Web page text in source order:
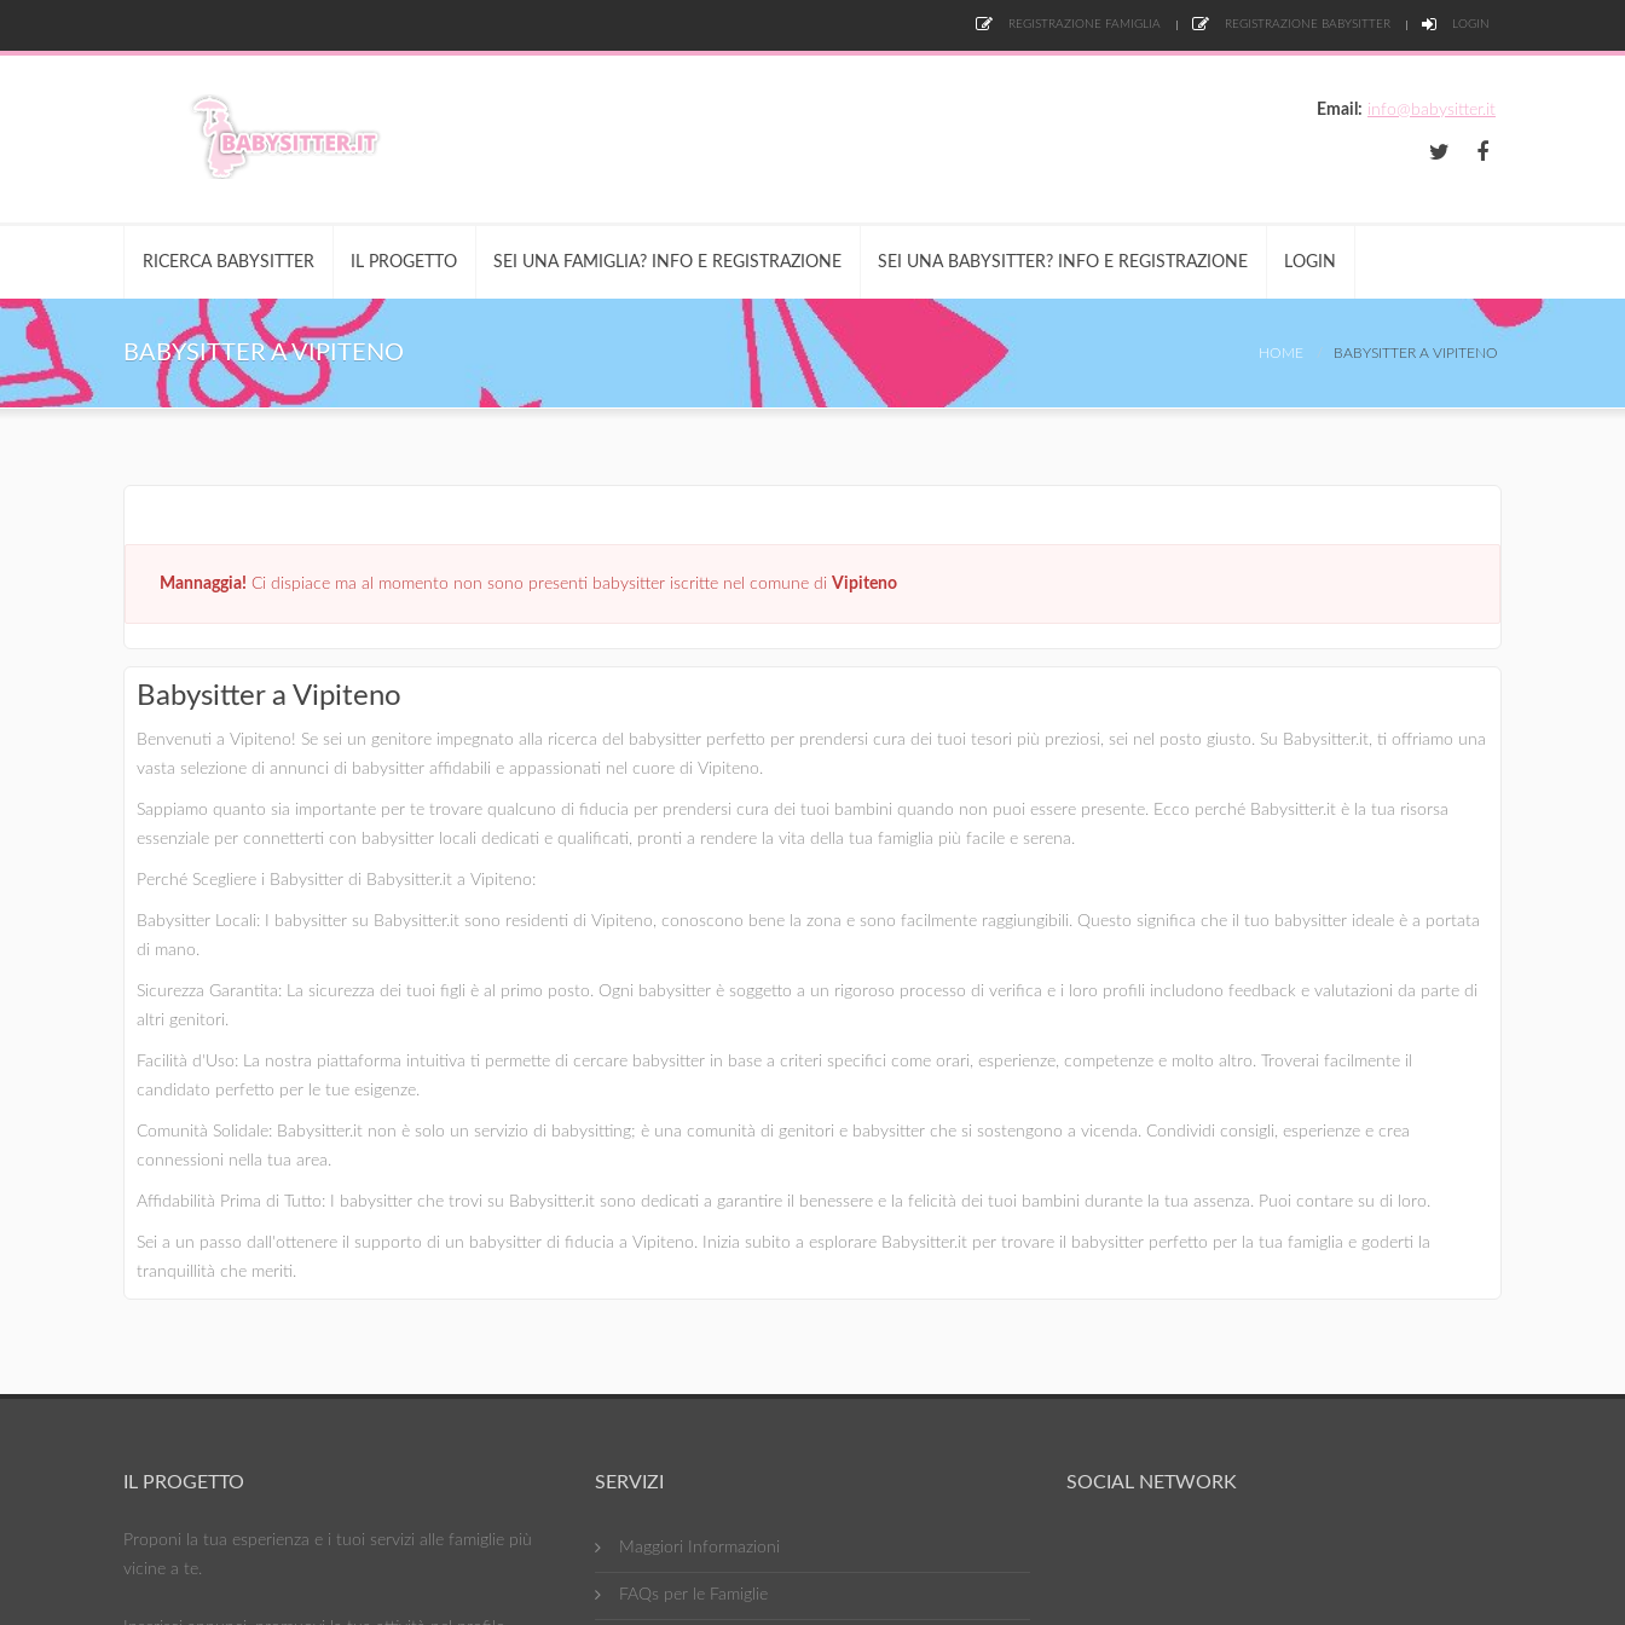
REGISTRAZIONE FAMIGLIA REGISTRAZIONE BABYSITTER LOGIN
Email: info@babysitter.it
RICERCA BABYSITTER IL PROGETTO SEI UNA FAMIGLIA? INFO E REGISTRAZIONE SEI UNA BABYSITTER? INFO E REGISTRAZIONE LOGIN
BABYSITTER A VIPITENO HOME BABYSITTER A VIPITENO
Mannaggia! Ci dispiace ma al momento non sono presenti babysitter iscritte nel comune di Vipiteno
Babysitter a Vipiteno
Benvenuti a Vipiteno! Se sei un genitore impegnato alla ricerca del babysitter perfetto per prendersi cura dei tuoi tesori più preziosi, sei nel posto giusto. Su Babysitter.it, ti offriamo una
vasta selezione di annunci di babysitter affidabili e appassionati nel cuore di Vipiteno.
Sappiamo quanto sia importante per te trovare qualcuno di fiducia per prendersi cura dei tuoi bambini quando non puoi essere presente. Ecco perché Babysitter.it è la tua risorsa
essenziale per connetterti con babysitter locali dedicati e qualificati, pronti a rendere la vita della tua famiglia più facile e serena.
Perché Scegliere i Babysitter di Babysitter.it a Vipiteno:
Babysitter Locali: I babysitter su Babysitter.it sono residenti di Vipiteno, conoscono bene la zona e sono facilmente raggiungibili. Questo significa che il tuo babysitter ideale è a portata
di mano.
Sicurezza Garantita: La sicurezza dei tuoi figli è al primo posto. Ogni babysitter è soggetto a un rigoroso processo di verifica e i loro profili includono feedback e valutazioni da parte di
altri genitori.
Facilità d'Uso: La nostra piattaforma intuitiva ti permette di cercare babysitter in base a criteri specifici come orari, esperienze, competenze e molto altro. Troverai facilmente il
candidato perfetto per le tue esigenze.
Comunità Solidale: Babysitter.it non è solo un servizio di babysitting; è una comunità di genitori e babysitter che si sostengono a vicenda. Condividi consigli, esperienze e crea
connessioni nella tua area.
Affidabilità Prima di Tutto: I babysitter che trovi su Babysitter.it sono dedicati a garantire il benessere e la felicità dei tuoi bambini durante la tua assenza. Puoi contare su di loro.
Sei a un passo dall'ottenere il supporto di un babysitter di fiducia a Vipiteno. Inizia subito a esplorare Babysitter.it per trovare il babysitter perfetto per la tua famiglia e goderti la
tranquillità che meriti.
IL PROGETTO
Proponi la tua esperienza e i tuoi servizi alle famiglie più
vicine a te.
SERVIZI
Maggiori Informazioni
FAQs per le Famiglie
SOCIAL NETWORK